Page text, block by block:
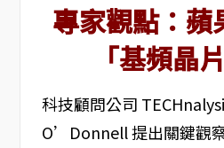
專家觀點：蘋
「基頻晶
科技顧問公司
O’Donnell 提出關鍵觀